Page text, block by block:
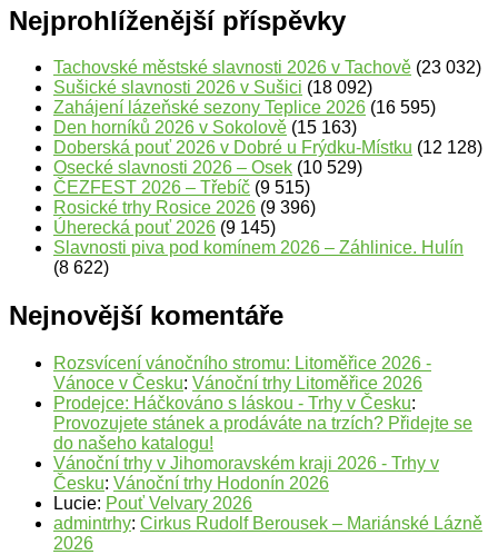
Nejprohlíženější příspěvky
Tachovské městské slavnosti 2026 v Tachově (23 032)
Sušické slavnosti 2026 v Sušici (18 092)
Zahájení lázeňské sezony Teplice 2026 (16 595)
Den horníků 2026 v Sokolově (15 163)
Doberská pouť 2026 v Dobré u Frýdku-Místku (12 128)
Osecké slavnosti 2026 – Osek (10 529)
ČEZFEST 2026 – Třebíč (9 515)
Rosické trhy Rosice 2026 (9 396)
Úherecká pouť 2026 (9 145)
Slavnosti piva pod komínem 2026 – Záhlinice. Hulín
(8 622)
Nejnovější komentáře
Rozsvícení vánočního stromu: Litoměřice 2026 -
Vánoce v Česku: Vánoční trhy Litoměřice 2026
Prodejce: Háčkováno s láskou - Trhy v Česku:
Provozujete stánek a prodáváte na trzích? Přidejte se
do našeho katalogu!
Vánoční trhy v Jihomoravském kraji 2026 - Trhy v
Česku: Vánoční trhy Hodonín 2026
Lucie: Pouť Velvary 2026
admintrhy: Cirkus Rudolf Berousek – Mariánské Lázně
2026